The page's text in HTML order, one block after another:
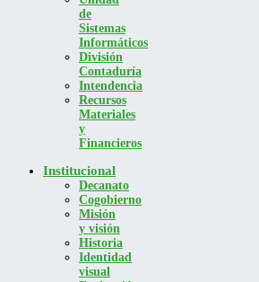
de
Sistemas
Informáticos
División
Contaduría
Intendencia
Recursos
Materiales
y
Financieros
Institucional
Decanato
Cogobierno
Misión
y visión
Historia
Identidad
visual